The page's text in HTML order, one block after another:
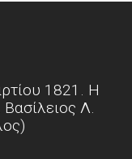
1821. Η
Λ.